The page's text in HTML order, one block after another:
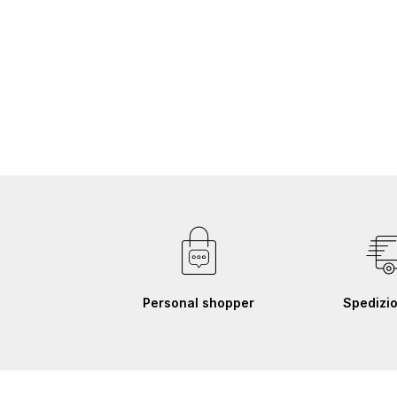
Personal shopper